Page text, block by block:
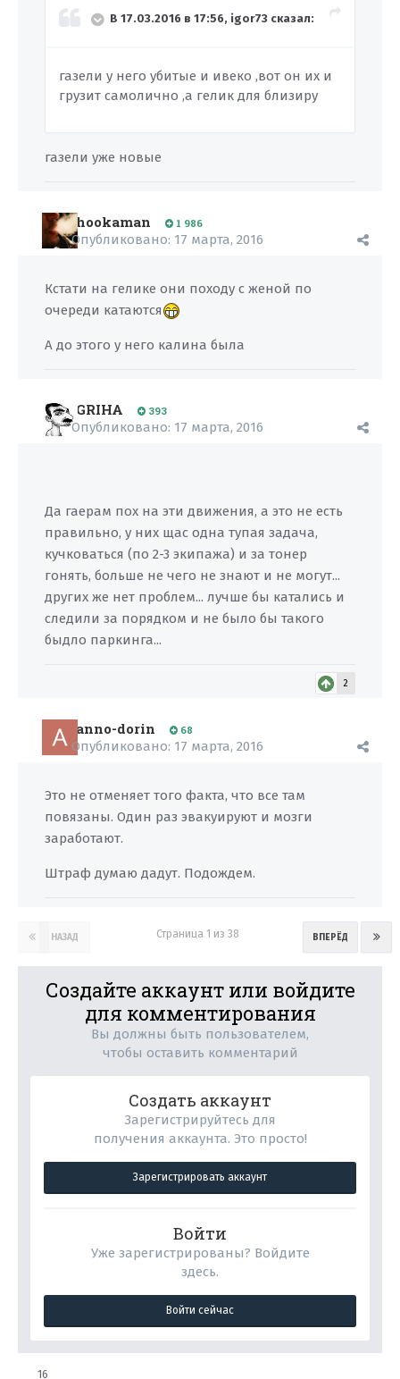
В 17.03.2016 в 17:56, igor73 сказал:
газели у него убитые и ивеко ,вот он их и
грузит самолично ,а гелик для близиру
газели уже новые
hookaman 1 986
Опубликовано: 17 марта, 2016
Кстати на гелике они походу с женой по
очереди катаются
А до этого у него калина была
GRIHA 393
Опубликовано: 17 марта, 2016
Да гаерам пох на эти движения, а это не есть
правильно, у них щас одна тупая задача,
кучковаться (по 2-3 экипажа) и за тонер
гонять, больше не чего не знают и не могут...
других же нет проблем... лучше бы катались и
следили за порядком и не было бы такого
быдло паркинга...
2
anno-dorin 68
Опубликовано: 17 марта, 2016
Это не отменяет того факта, что все там
повязаны. Один раз эвакуируют и мозги
заработают.
Штраф думаю дадут. Подождем.
НАЗАД ВПЕРЁД
Страница 1 из 38
Создайте аккаунт или войдите
для комментирования
Вы должны быть пользователем,
чтобы оставить комментарий
Создать аккаунт
Зарегистрируйтесь для
получения аккаунта. Это просто!
Зарегистрировать аккаунт
Войти
Уже зарегистрированы? Войдите
здесь.
Войти сейчас
16